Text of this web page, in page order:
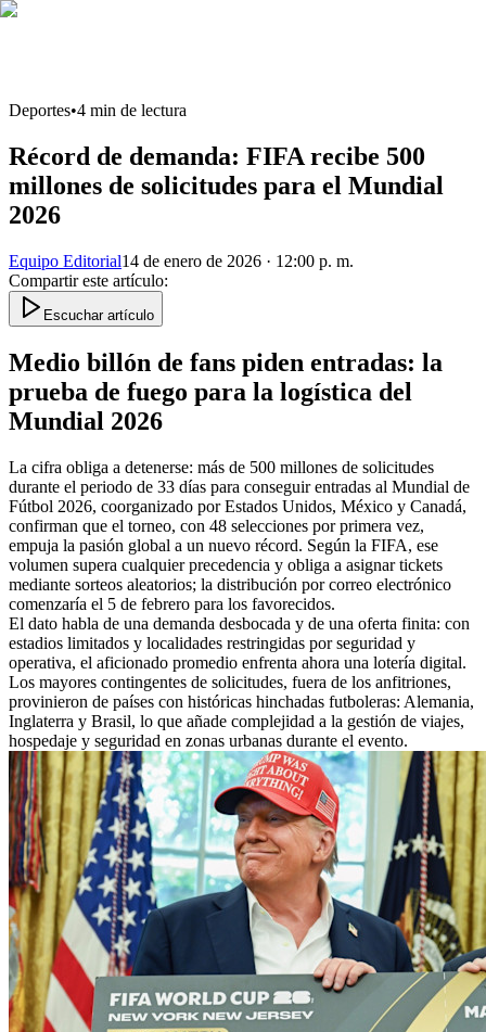
Deportes•4 min de lectura
Récord de demanda: FIFA recibe 500
millones de solicitudes para el Mundial
2026
Equipo Editorial14 de enero de 2026 · 12:00 p. m.
Compartir este artículo:
Escuchar artículo
Medio billón de fans piden entradas: la
prueba de fuego para la logística del
Mundial 2026
La cifra obliga a detenerse: más de 500 millones de solicitudes
durante el periodo de 33 días para conseguir entradas al Mundial de
Fútbol 2026, coorganizado por Estados Unidos, México y Canadá,
confirman que el torneo, con 48 selecciones por primera vez,
empuja la pasión global a un nuevo récord. Según la FIFA, ese
volumen supera cualquier precedencia y obliga a asignar tickets
mediante sorteos aleatorios; la distribución por correo electrónico
comenzaría el 5 de febrero para los favorecidos.
El dato habla de una demanda desbocada y de una oferta finita: con
estadios limitados y localidades restringidas por seguridad y
operativa, el aficionado promedio enfrenta ahora una lotería digital.
Los mayores contingentes de solicitudes, fuera de los anfitriones,
provinieron de países con históricas hinchadas futboleras: Alemania,
Inglaterra y Brasil, lo que añade complejidad a la gestión de viajes,
hospedaje y seguridad en zonas urbanas durante el evento.